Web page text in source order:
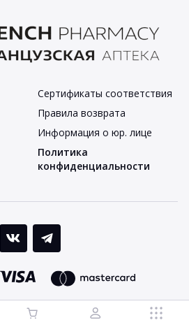
Сертификаты соответствия
Правила возврата
Информация о юр. лице
Политика
конфиденциальности